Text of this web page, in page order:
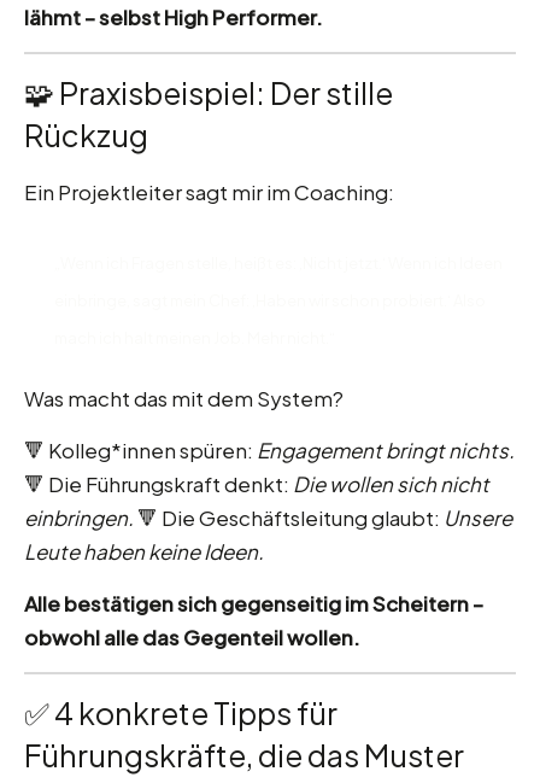
lähmt – selbst High Performer.
🧩 Praxisbeispiel: Der stille
Rückzug
Ein Projektleiter sagt mir im Coaching:
Was macht das mit dem System?
🔻 Kolleg*innen spüren: Engagement bringt nichts.
🔻 Die Führungskraft denkt: Die wollen sich nicht
einbringen. 🔻 Die Geschäftsleitung glaubt: Unsere
Leute haben keine Ideen.
Alle bestätigen sich gegenseitig im Scheitern –
obwohl alle das Gegenteil wollen.
✅ 4 konkrete Tipps für
Führungskräfte, die das Muster